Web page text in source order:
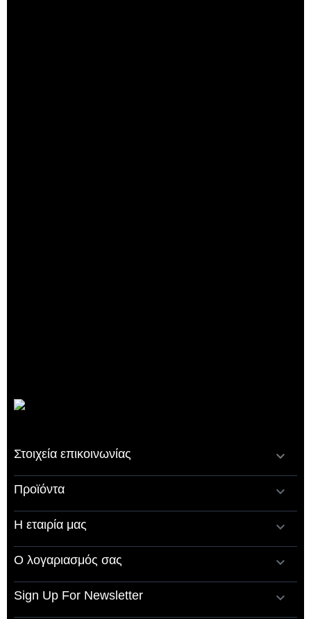
Στοιχεία επικοινωνίας 
Προϊόντα 
Η εταιρία μας 
Ο λογαριασμός σας 
Sign Up For Newsletter 